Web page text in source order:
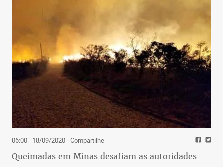
06:00 - 18/09/2020- Compartilhe
Queimadas em Minas desafiam as autoridades